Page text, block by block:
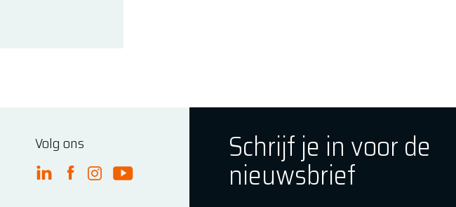
Volg ons
FME Linkedin
FME Facebook
FME Instagram
FME Youtube
Schrijf je in voor de
nieuwsbrief